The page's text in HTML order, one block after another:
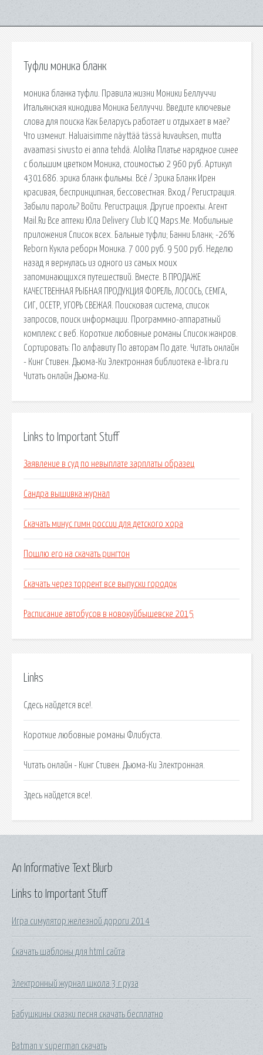
Туфли моника бланк
моника бланка туфли. Правила жизни Моники Беллуччи
Итальянская кинодива Моника Беллуччи. Введите ключевые
слова для поиска Как Беларусь работает и отдыхает в мае?
Что изменит. Haluaisimme näyttää tässä kuvauksen, mutta
avaamasi sivusto ei anna tehdä. Alolika Платье нарядное синее
с большим цветком Моника, стоимостью 2 960 руб. Артикул
4301686. эрика бланк фильмы. Всё / Эрика Бланк Ирен
красивая, беспринципная, бессовестная. Вход / Регистрация.
Забыли пароль? Войти. Регистрация. Другие проекты. Агент
Mail.Ru Все аптеки Юла Delivery Club ICQ Maps.Me. Мобильные
приложения Список всех. Бальные туфли; Банни Бланк; -26%
Reborn Кукла реборн Моника. 7 000 руб. 9 500 руб. Неделю
назад я вернулась из одного из самых моих
запоминающихся путешествий. Вместе. В ПРОДАЖЕ
КАЧЕСТВЕННАЯ РЫБНАЯ ПРОДУКЦИЯ ФОРЕЛЬ, ЛОСОСЬ, СЕМГА,
СИГ, ОСЕТР, УГОРЬ СВЕЖАЯ. Поисковая сиcтема, список
запросов, поиск информации. Программно-аппаратный
комплекс с веб. Короткие любовные романы Список жанров.
Сортировать: По алфавиту По авторам По дате. Читать онлайн
- Кинг Стивен. Дьюма-Ки Электронная библиотека e-libra.ru
Читать онлайн Дьюма-Ки.
Links to Important Stuff
Заявление в суд по невыплате зарплаты образец
Сандра вышивка журнал
Скачать минус гимн россии для детского хора
Пошлю его на скачать рингтон
Скачать через торрент все выпуски городок
Расписание автобусов в новокуйбышевске 2015
Links
Сдесь найдется все!.
Короткие любовные романы Флибуста.
Читать онлайн - Кинг Стивен. Дьюма-Ки Электронная.
Здесь найдется все!.
Links to Important Stuff
Игра симулятор железной дороги 2014
Скачать шаблоны для html сайта
Электронный журнал школа 3 г руза
Бабушкины сказки песня скачать бесплатно
Batman v superman скачать
An Informative Text Blurb